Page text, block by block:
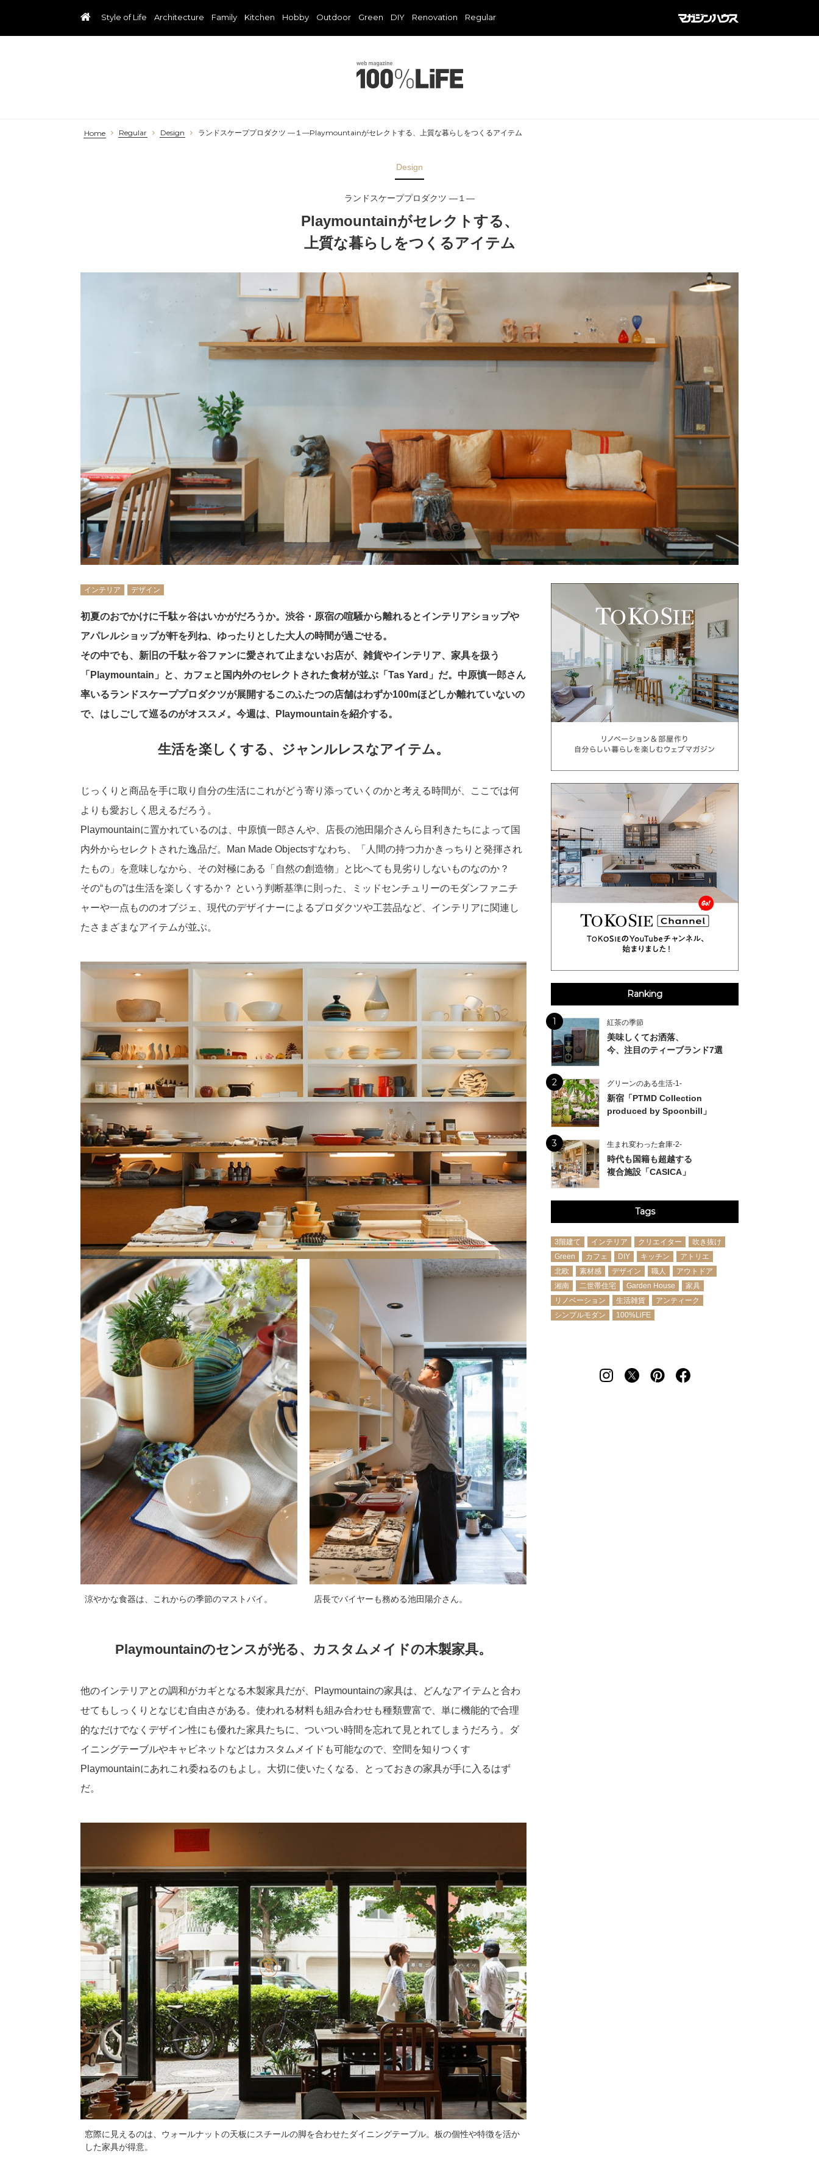
Style of Life Architecture Family Kitchen Hobby Outdoor Green DIY Renovation Regular
Home Regular Design ランドスケーププロダクツ —１—Playmountainがセレクトする、上質な暮らしをつくるアイテム
Design
ランドスケーププロダクツ —１—
Playmountainがセレクトする、
上質な暮らしをつくるアイテム
インテリア デザイン
初夏のおでかけに千駄ヶ谷はいかがだろうか。渋谷・原宿の喧騒から離れるとインテリアショップや
アパレルショップが軒を列ね、ゆったりとした大人の時間が過ごせる。
その中でも、新旧の千駄ヶ谷ファンに愛されて止まないお店が、雑貨やインテリア、家具を扱う
「Playmountain」と、カフェと国内外のセレクトされた食材が並ぶ「Tas Yard」だ。中原慎一郎さん
率いるランドスケーププロダクツが展開するこのふたつの店舗はわずか100mほどしか離れていないの
で、はしごして巡るのがオススメ。今週は、Playmountainを紹介する。
生活を楽しくする、ジャンルレスなアイテム。
じっくりと商品を手に取り自分の生活にこれがどう寄り添っていくのかと考える時間が、ここでは何
よりも愛おしく思えるだろう。
Playmountainに置かれているのは、中原慎一郎さんや、店長の池田陽介さんら目利きたちによって国
内外からセレクトされた逸品だ。Man Made Objectsすなわち、「人間の持つ力かきっちりと発揮され
たもの」を意味しなから、その対極にある「自然の創造物」と比へても見劣りしないものなのか？
その“もの”は生活を楽しくするか？ という判断基準に則った、ミッドセンチュリーのモダンファニチ
ャーや一点もののオブジェ、現代のデザイナーによるプロダクツや工芸品など、インテリアに関連し
たさまざまなアイテムが並ぶ。
涼やかな食器は、これからの季節のマストバイ。 店長でバイヤーも務める池田陽介さん。
Playmountainのセンスが光る、カスタムメイドの木製家具。
他のインテリアとの調和がカギとなる木製家具だが、Playmountainの家具は、どんなアイテムと合わ
せてもしっくりとなじむ自由さがある。使われる材料も組み合わせも種類豊富で、単に機能的で合理
的なだけでなくデザイン性にも優れた家具たちに、ついつい時間を忘れて見とれてしまうだろう。ダ
イニングテーブルやキャビネットなどはカスタムメイドも可能なので、空間を知りつくす
Playmountainにあれこれ委ねるのもよし。大切に使いたくなる、とっておきの家具が手に入るはず
だ。
窓際に見えるのは、ウォールナットの天板にスチールの脚を合わせたダイニングテーブル。板の個性や特徴を活か
した家具が得意。
Ranking
1 紅茶の季節
美味しくてお洒落、
今、注目のティーブランド7選
2 グリーンのある生活-1-
新宿「PTMD Collection
produced by Spoonbill」
3 生まれ変わった倉庫-2-
時代も国籍も超越する
複合施設「CASICA」
Tags
3階建て インテリア クリエイター
吹き抜け
Green
カフェ DIY キッチン
アトリエ
北欧
素材感 デザイン 職人
アウトドア
湘南
二世帯住宅 Garden House
家具
リノベーション
生活雑貨
アンティーク
シンプルモダン
100%LiFE